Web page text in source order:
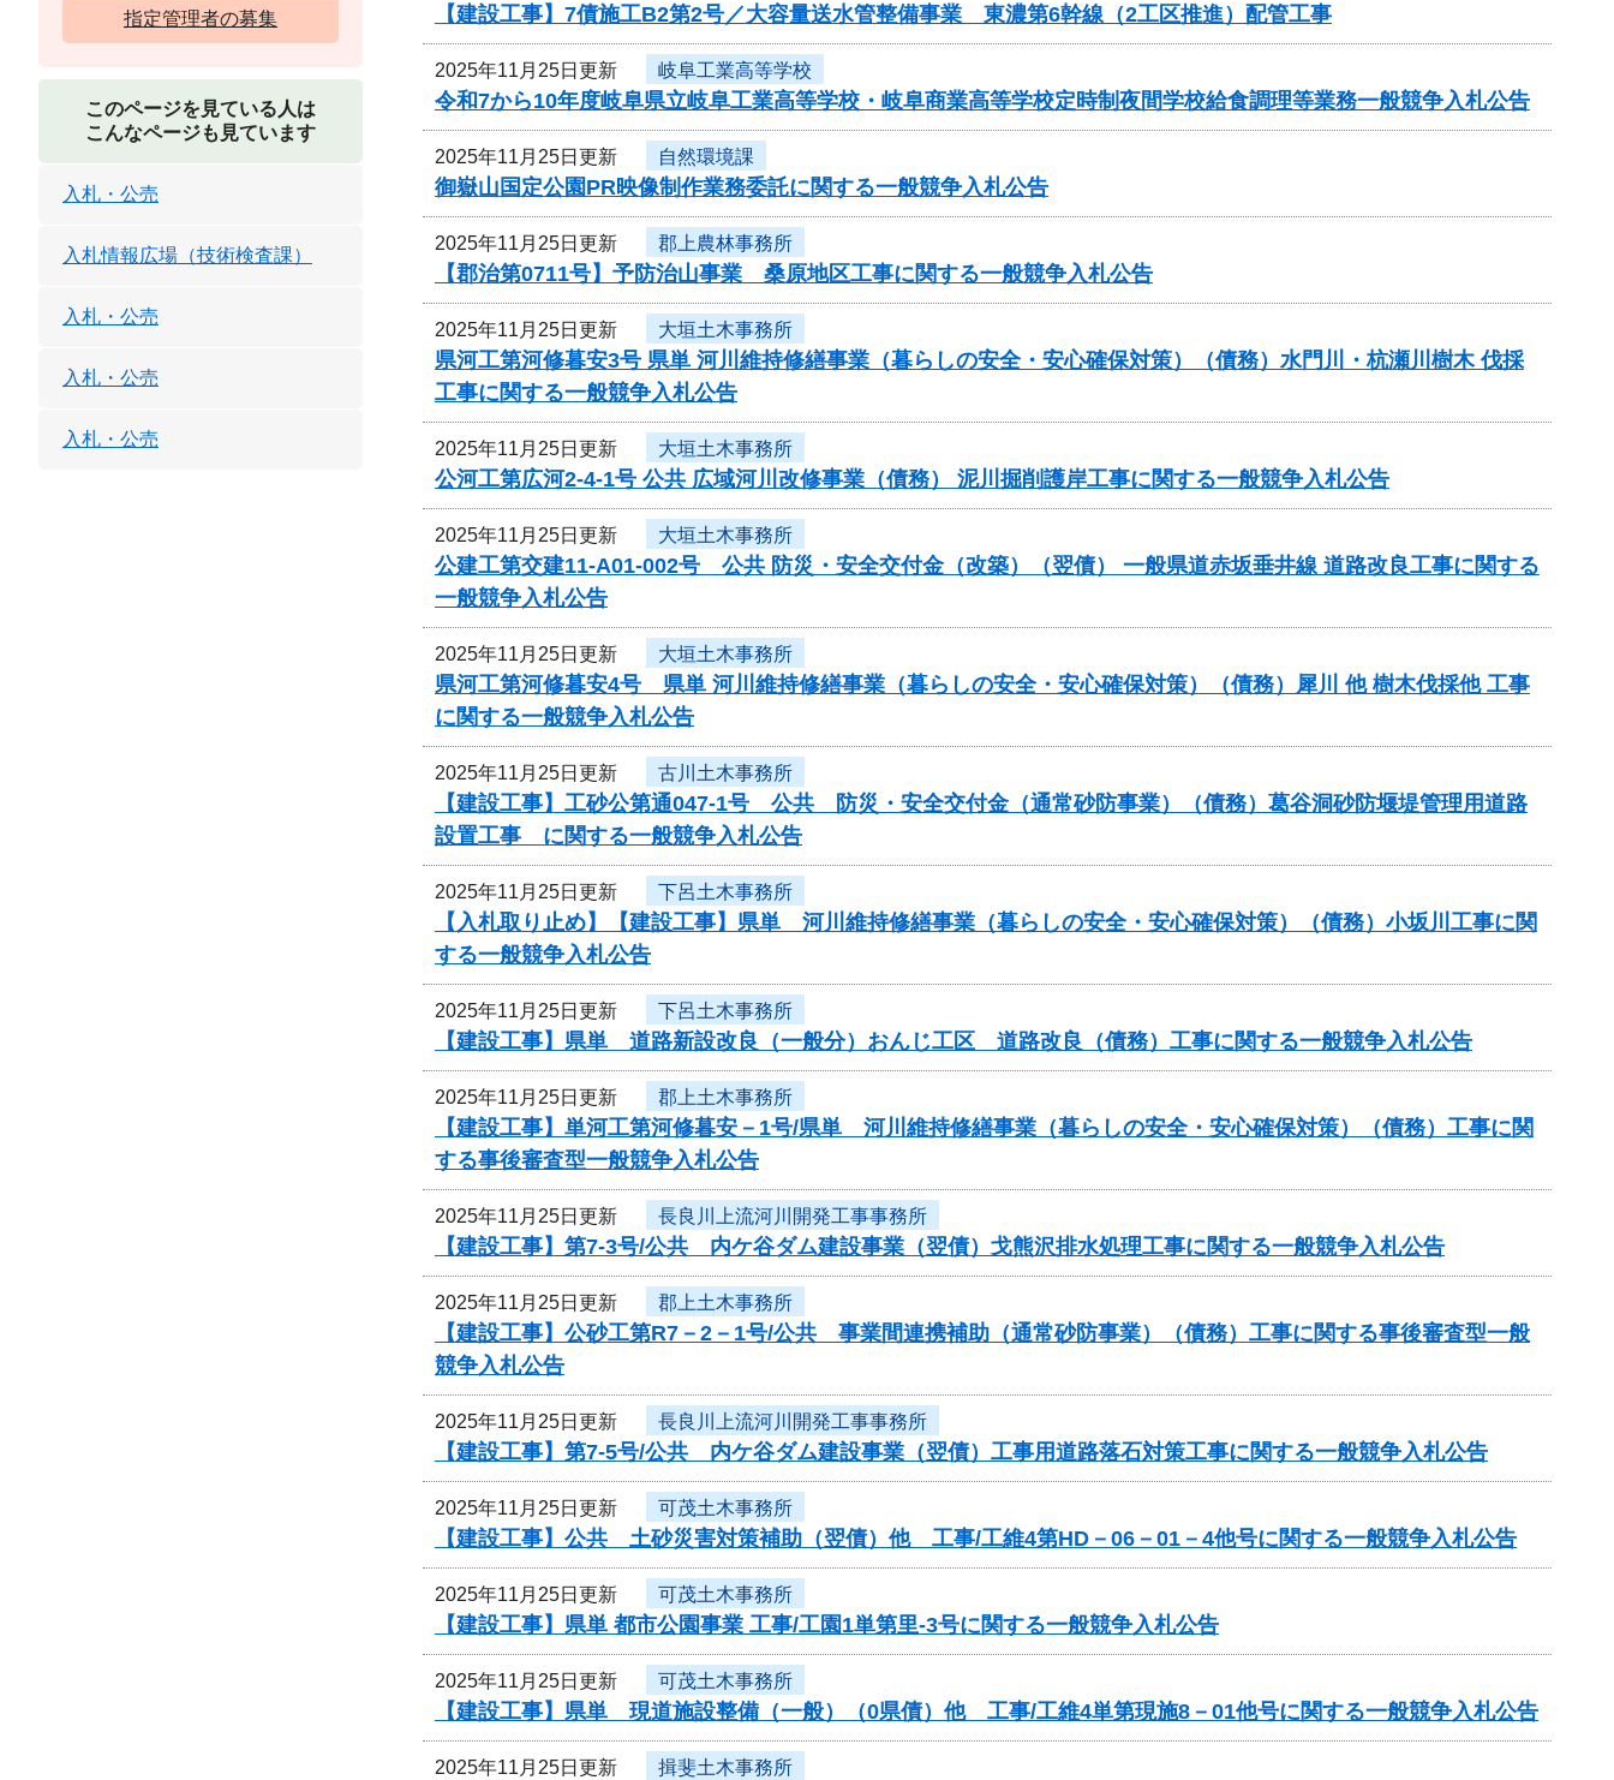
【建設工事】7債施工B2第2号／大容量送水管整備事業 東濃第6幹線（2工区推進）配管工事
2025年11月25日更新 岐阜工業高等学校
令和7から10年度岐阜県立岐阜工業高等学校・岐阜商業高等学校定時制夜間学校給食調理等業務一般競争入札公告
2025年11月25日更新 自然環境課
御嶽山国定公園PR映像制作業務委託に関する一般競争入札公告
2025年11月25日更新 郡上農林事務所
【郡治第0711号】予防治山事業 桑原地区工事に関する一般競争入札公告
2025年11月25日更新 大垣土木事務所
県河工第河修暮安3号 県単 河川維持修繕事業（暮らしの安全・安心確保対策）（債務）水門川・杭瀬川樹木 伐採
工事に関する一般競争入札公告
2025年11月25日更新 大垣土木事務所
公河工第広河2-4-1号 公共 広域河川改修事業（債務） 泥川掘削護岸工事に関する一般競争入札公告
2025年11月25日更新 大垣土木事務所
公建工第交建11-A01-002号 公共 防災・安全交付金（改築）（翌債） 一般県道赤坂垂井線 道路改良工事に関する
一般競争入札公告
2025年11月25日更新 大垣土木事務所
県河工第河修暮安4号 県単 河川維持修繕事業（暮らしの安全・安心確保対策）（債務）犀川 他 樹木伐採他 工事
に関する一般競争入札公告
2025年11月25日更新 古川土木事務所
【建設工事】工砂公第通047-1号 公共 防災・安全交付金（通常砂防事業）（債務）葛谷洞砂防堰堤管理用道路
設置工事 に関する一般競争入札公告
2025年11月25日更新 下呂土木事務所
【入札取り止め】【建設工事】県単 河川維持修繕事業（暮らしの安全・安心確保対策）（債務）小坂川工事に関
する一般競争入札公告
2025年11月25日更新 下呂土木事務所
【建設工事】県単 道路新設改良（一般分）おんじ工区 道路改良（債務）工事に関する一般競争入札公告
2025年11月25日更新 郡上土木事務所
【建設工事】単河工第河修暮安－1号/県単 河川維持修繕事業（暮らしの安全・安心確保対策）（債務）工事に関
する事後審査型一般競争入札公告
2025年11月25日更新 長良川上流河川開発工事事務所
【建設工事】第7-3号/公共 内ケ谷ダム建設事業（翌債）戈熊沢排水処理工事に関する一般競争入札公告
2025年11月25日更新 郡上土木事務所
【建設工事】公砂工第R7－2－1号/公共 事業間連携補助（通常砂防事業）（債務）工事に関する事後審査型一般
競争入札公告
2025年11月25日更新 長良川上流河川開発工事事務所
【建設工事】第7-5号/公共 内ケ谷ダム建設事業（翌債）工事用道路落石対策工事に関する一般競争入札公告
2025年11月25日更新 可茂土木事務所
【建設工事】公共 土砂災害対策補助（翌債）他 工事/工維4第HD－06－01－4他号に関する一般競争入札公告
2025年11月25日更新 可茂土木事務所
【建設工事】県単 都市公園事業 工事/工園1単第里-3号に関する一般競争入札公告
2025年11月25日更新 可茂土木事務所
【建設工事】県単 現道施設整備（一般）（0県債）他 工事/工維4単第現施8－01他号に関する一般競争入札公告
2025年11月25日更新 揖斐土木事務所
指定管理者の募集
このページを見ている人は
こんなページも見ています
入札・公売
入札情報広場（技術検査課）
入札・公売
入札・公売
入札・公売